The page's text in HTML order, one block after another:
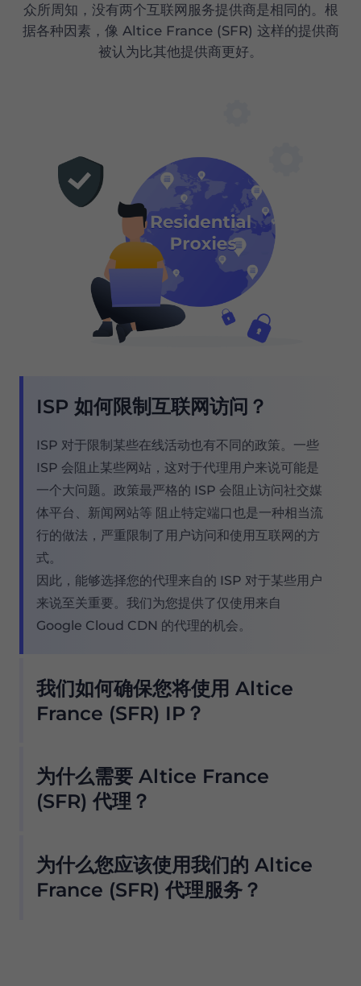
众所周知，没有两个互联网服务提供商是相同的。根
据各种因素，像 Altice France (SFR) 这样的提供商
被认为比其他提供商更好。
ISP 如何限制互联网访问？
ISP 对于限制某些在线活动也有不同的政策。一些
ISP 会阻止某些网站，这对于代理用户来说可能是
一个大问题。政策最严格的 ISP 会阻止访问社交媒
体平台、新闻网站等 阻止特定端口也是一种相当流
行的做法，严重限制了用户访问和使用互联网的方
式。
因此，能够选择您的代理来自的 ISP 对于某些用户
来说至关重要。我们为您提供了仅使用来自
Google Cloud CDN 的代理的机会。
我们如何确保您将使用 Altice
France (SFR) IP？
代理，因此我们的客户不必担心停机和 IP 阻塞。
您可以从与该提供商合作的位置使用 Altice
我们的池中仅获取 Altice France (SFR) 代理服务
器。但是，为了防止任何滥用并保持我们网络的完
为什么需要 Altice France
(SFR) 代理？
代理，因此我们的客户不必担心停机和 IP 阻塞。
您可以从与该提供商合作的位置使用 Altice
为什么您应该使用我们的 Altice
France (SFR) 代理服务？